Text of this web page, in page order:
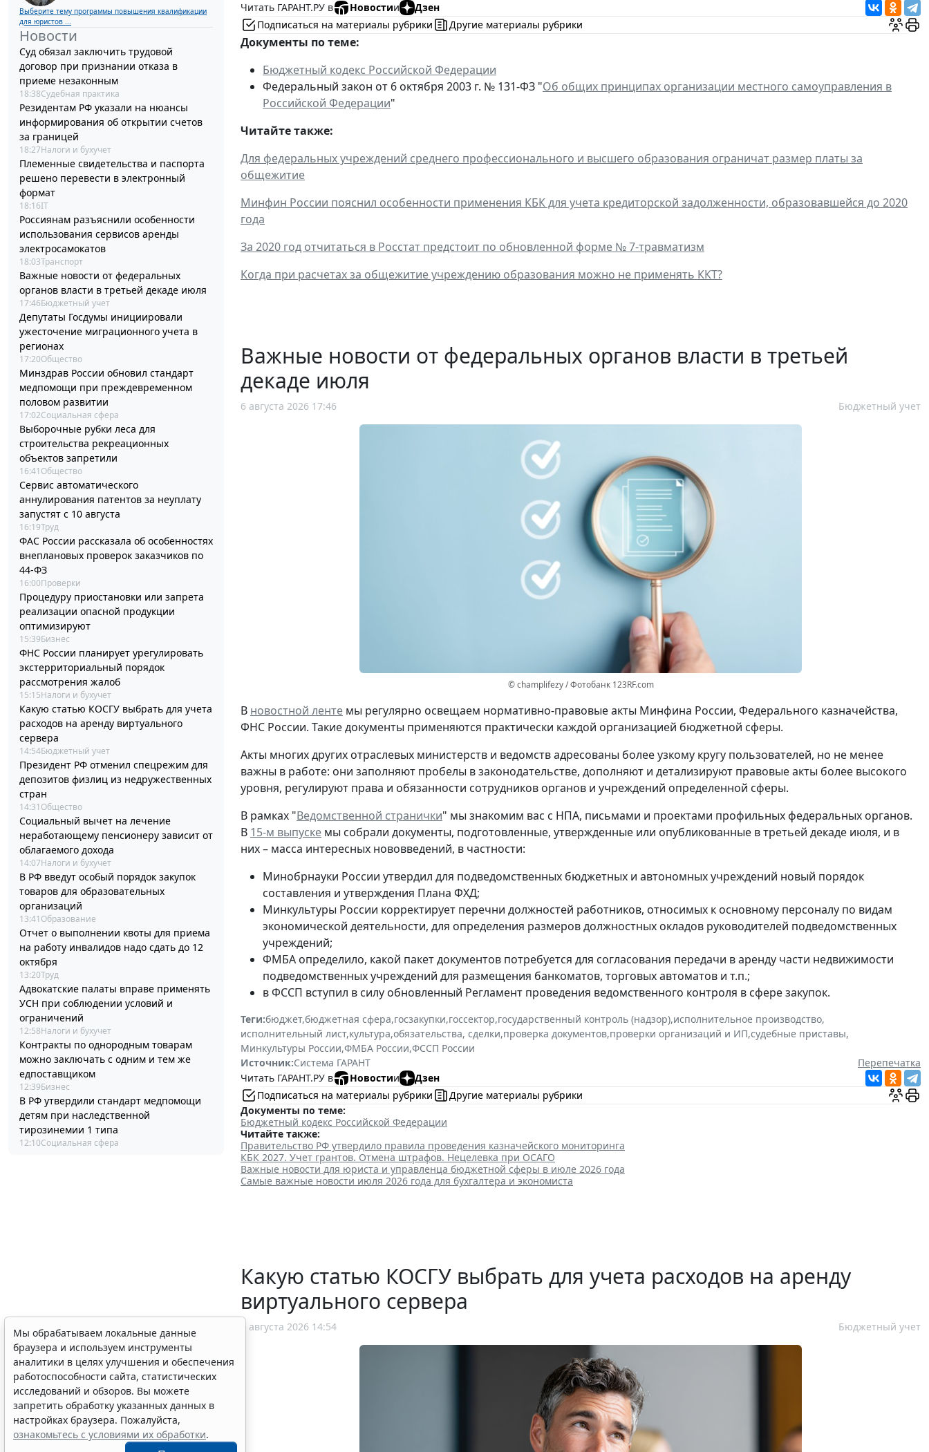
Выберите тему программы повышения квалификации
для юристов ...
Новости
Суд обязал заключить трудовой
договор при признании отказа в
приеме незаконным
18:38Судебная практика
Резидентам РФ указали на нюансы
информирования об открытии счетов
за границей
18:27Налоги и бухучет
Племенные свидетельства и паспорта
решено перевести в электронный
формат
18:16IT
Россиянам разъяснили особенности
использования сервисов аренды
электросамокатов
18:03Транспорт
Важные новости от федеральных
органов власти в третьей декаде июля
17:46Бюджетный учет
Депутаты Госдумы инициировали
ужесточение миграционного учета в
регионах
17:20Общество
Минздрав России обновил стандарт
медпомощи при преждевременном
половом развитии
17:02Социальная сфера
Выборочные рубки леса для
строительства рекреационных
объектов запретили
16:41 Общество
Сервис автоматического
аннулирования патентов за неуплату
запустят с 10 августа
16:19Труд
ФАС России рассказала об особенностях
внеплановых проверок заказчиков по
44-ФЗ
16:00Проверки
Процедуру приостановки или запрета
реализации опасной продукции
оптимизируют
15:39Бизнес
ФНС России планирует урегулировать
экстерриториальный порядок
рассмотрения жалоб
15:15Налоги и бухучет
Какую статью КОСГУ выбрать для учета
расходов на аренду виртуального
сервера
14:54Бюджетный учет
Президент РФ отменил спецрежим для
депозитов физлиц из недружественных
стран
14:31 Общество
Социальный вычет на лечение
неработающему пенсионеру зависит от
облагаемого дохода
14:07Налоги и бухучет
В РФ введут особый порядок закупок
товаров для образовательных
организаций
13:41 Образование
Отчет о выполнении квоты для приема
на работу инвалидов надо сдать до 12
октября
13:20Труд
Адвокатские палаты вправе применять
УСН при соблюдении условий и
ограничений
12:58Налоги и бухучет
Контракты по однородным товарам
можно заключать с одним и тем же
едпоставщиком
12:39Бизнес
В РФ утвердили стандарт медпомощи
детям при наследственной
тирозинемии 1 типа
12:10Социальная сфера
Читать ГАРАНТ.РУ в
Новостии
Дзен
Подписаться на материалы рубрики
Другие материалы рубрики
Документы по теме:
Бюджетный кодекс Российской Федерации
Федеральный закон от 6 октября 2003 г. № 131-ФЗ "Об общих принципах организации местного самоуправления в
Российской Федерации"
Читайте также:
Для федеральных учреждений среднего профессионального и высшего образования ограничат размер платы за
общежитие
Минфин России пояснил особенности применения КБК для учета кредиторской задолженности, образовавшейся до 2020
года
За 2020 год отчитаться в Росстат предстоит по обновленной форме № 7-травматизм
Когда при расчетах за общежитие учреждению образования можно не применять ККТ?
Важные новости от федеральных органов власти в третьей
декаде июля
6 августа 2026 17:46 Бюджетный учет
© champlifezy / Фотобанк 123RF.com
В новостной ленте мы регулярно освещаем нормативно-правовые акты Минфина России, Федерального казначейства,
ФНС России. Такие документы применяются практически каждой организацией бюджетной сферы.
Акты многих других отраслевых министерств и ведомств адресованы более узкому кругу пользователей, но не менее
важны в работе: они заполняют пробелы в законодательстве, дополняют и детализируют правовые акты более высокого
уровня, регулируют права и обязанности сотрудников органов и учреждений определенной сферы.
В рамках "Ведомственной странички" мы знакомим вас с НПА, письмами и проектами профильных федеральных органов.
В 15-м выпуске мы собрали документы, подготовленные, утвержденные или опубликованные в третьей декаде июля, и в
них – масса интересных нововведений, в частности:
Минобрнауки России утвердил для подведомственных бюджетных и автономных учреждений новый порядок
составления и утверждения Плана ФХД;
Минкультуры России корректирует перечни должностей работников, относимых к основному персоналу по видам
экономической деятельности, для определения размеров должностных окладов руководителей подведомственных
учреждений;
ФМБА определило, какой пакет документов потребуется для согласования передачи в аренду части недвижимости
подведомственных учреждений для размещения банкоматов, торговых автоматов и т.п.;
в ФССП вступил в силу обновленный Регламент проведения ведомственного контроля в сфере закупок.
Теги:бюджет,бюджетная сфера,госзакупки,госсектор,государственный контроль (надзор),исполнительное производство,
исполнительный лист,культура,обязательства, сделки,проверка документов,проверки организаций и ИП,судебные приставы,
Минкультуры России,ФМБА России,ФССП России
Источник:Система ГАРАНТ
Перепечатка
Читать ГАРАНТ.РУ в
Новостии
Дзен
Подписаться на материалы рубрики
Другие материалы рубрики
Документы по теме:
Бюджетный кодекс Российской Федерации
Читайте также:
Правительство РФ утвердило правила проведения казначейского мониторинга
КБК 2027. Учет грантов. Отмена штрафов. Нецелевка при ОСАГО
Важные новости для юриста и управленца бюджетной сферы в июле 2026 года
Самые важные новости июля 2026 года для бухгалтера и экономиста
Какую статью КОСГУ выбрать для учета расходов на аренду
виртуального сервера
6 августа 2026 14:54 Бюджетный учет
Мы обрабатываем локальные данные
браузера и используем инструменты
аналитики в целях улучшения и обеспечения
работоспособности сайта, статистических
исследований и обзоров. Вы можете
запретить обработку указанных данных в
настройках браузера. Пожалуйста,
ознакомьтесь с условиями их обработки.